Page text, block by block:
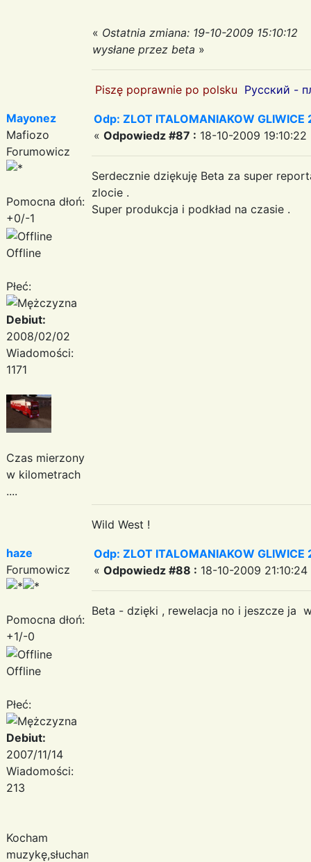
« Ostatnia zmiana: 19-10-2009 15:10:12
wysłane przez beta »
Piszę poprawnie po polsku Русский -
Mayonez
Mafiozo
Forumowicz
Pomocna dłoń:
+0/-1
Offline
Płeć:
Debiut:
2008/02/02
Wiadomości:
1171
Czas mierzony
w kilometrach
....
Odp: ZLOT ITALOMANIAKOW
« Odpowiedz #87 : 18-10-2009 19:10:22
Serdecznie dziękuję Beta za super
zlocie .
Super produkcja i podkład na czasie .
Wild West !
haze
Forumowicz
Pomocna dłoń:
+1/-0
Offline
Płeć:
Debiut:
2007/11/14
Wiadomości:
213
Kocham
muzykę,słucham
Odp: ZLOT ITALOMANIAKOW
« Odpowiedz #88 : 18-10-2009 21:10:24
Beta - dzięki , rewelacja no i jeszcze ja